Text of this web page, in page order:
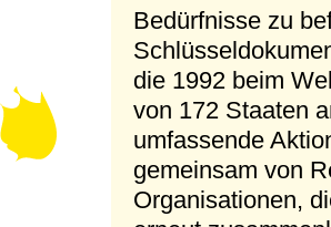
Bedürfnisse zu
die 1992 beim
von 172 Staaten
umfassende
gemeinsam von
Organisationen,